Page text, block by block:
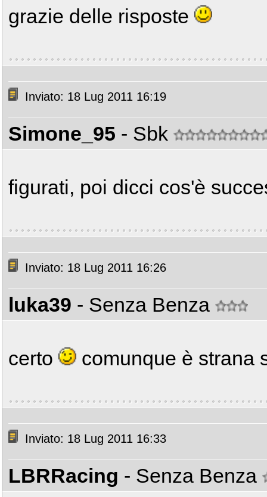
grazie delle risposte
Inviato: 18 Lug 2011 16:19
Simone_95 - Sbk
figurati, poi dicci cos'è
Inviato: 18 Lug 2011 16:26
luka39 - Senza Benza
certo comunque è strana
Inviato: 18 Lug 2011 16:33
LBRRacing - Senza Benza